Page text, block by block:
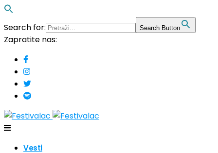
Search for: Search Button
Zapratite nas:
Vesti